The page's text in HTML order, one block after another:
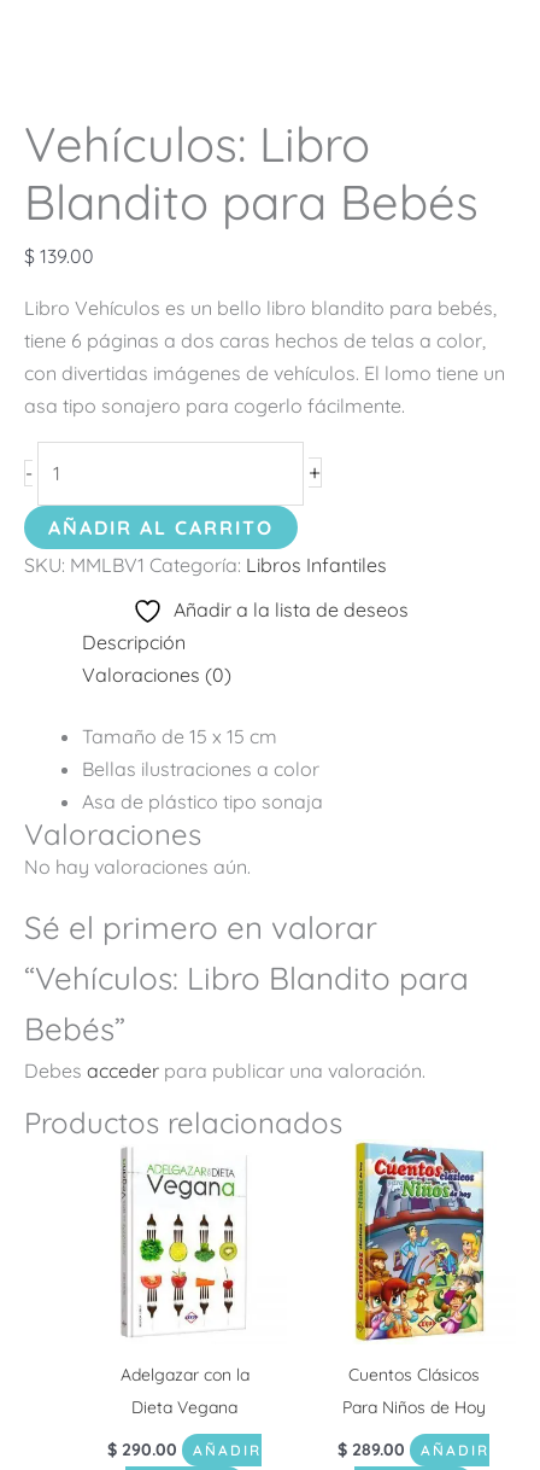
Vehículos: Libro
Blandito para Bebés
$ 139.00
Libro Vehículos es un bello libro blandito para bebés,
tiene 6 páginas a dos caras hechos de telas a color,
con divertidas imágenes de vehículos. El lomo tiene un
asa tipo sonajero para cogerlo fácilmente.
- +
AÑADIR AL CARRITO
SKU: MMLBV1 Categoría: Libros Infantiles
Añadir a la lista de deseos
Descripción
Valoraciones (0)
Tamaño de 15 x 15 cm
Bellas ilustraciones a color
Asa de plástico tipo sonaja
Valoraciones
No hay valoraciones aún.
Sé el primero en valorar
“Vehículos: Libro Blandito para
Bebés”
Debes acceder para publicar una valoración.
Productos relacionados
Adelgazar con la
Dieta Vegana
$ 290.00
AÑADIR
Cuentos Clásicos
Para Niños de Hoy
$ 289.00
AÑADIR